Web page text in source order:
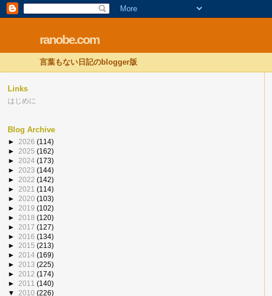
ranobe.com
言葉もない日記のblogger版
Links
はじめに
Blog Archive
► 2026 (114)
► 2025 (162)
► 2024 (173)
► 2023 (144)
► 2022 (142)
► 2021 (114)
► 2020 (103)
► 2019 (102)
► 2018 (120)
► 2017 (127)
► 2016 (134)
► 2015 (213)
► 2014 (169)
► 2013 (225)
► 2012 (174)
► 2011 (140)
▼ 2010 (226)